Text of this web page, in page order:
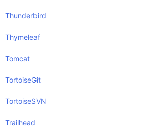
Thunderbird
Thymeleaf
Tomcat
TortoiseGit
TortoiseSVN
Trailhead